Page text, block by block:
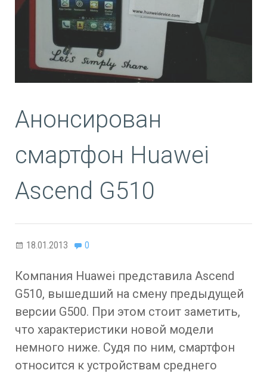
Анонсирован
смартфон Huawei
Ascend G510
18.01.2013 0
Компания Huawei представила Ascend
G510, вышедший на смену предыдущей
версии G500. При этом стоит заметить,
что характеристики новой модели
немного ниже. Судя по ним, смартфон
относится к устройствам среднего